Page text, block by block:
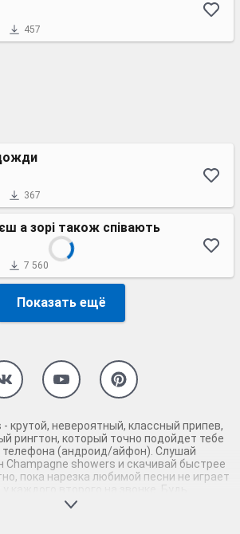
457
367
а зорі також співають
7 560
Показать ещё
крутой, невероятный, классный припев,
рингтон, который точно подойдет тебе
телефона (андроид/айфон). Слушай
Champagne showers и скачивай быстрее
пока нарезка любимой песни не играет
каждого второго на звонке. Будь
бесплатно сей шедевр музыки и оценит